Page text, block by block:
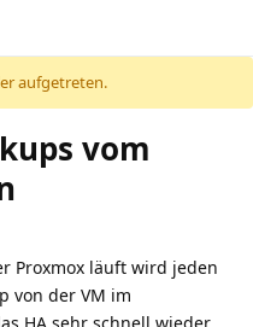
aufgetreten.
vom
Proxmox läuft wird jeden
von der VM im